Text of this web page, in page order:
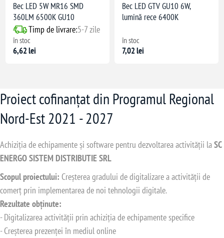
Bec LED 5W MR16 SMD
360LM 6500K GU10
Timp de livrare:5-7 zile
în stoc
6,62 lei
Bec LED GTV GU10 6W,
lumină rece 6400K
în stoc
7,02 lei
Proiect cofinanțat din Programul Regional
Nord-Est 2021 - 2027
Achiziția de echipamente și software pentru dezvoltarea activității laSC
ENERGO SISTEM DISTRIBUTIE SRL
Scopul proiectului: Creșterea gradului de digitalizare a activității de
comerț prin implementarea de noi tehnologii digitale.
Rezultate obținute:
- Digitalizarea activității prin achiziția de echipamente specifice
- Creșterea prezenței în mediul online